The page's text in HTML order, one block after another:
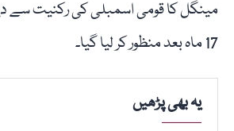
مینگل کا قومی اسمبلی کی رکنیت سے
17 ماہ بعد منظور کر لیا گیا۔
یہ بھی پڑھیں